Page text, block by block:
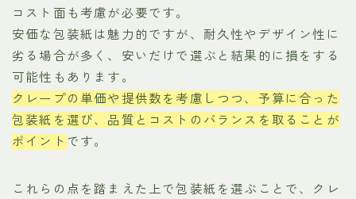
コスト面も考慮が必要です。
安価な包装紙は魅力的ですが、耐久性やデザイン性に
劣る場合が多く、安いだけで選ぶと結果的に損をする
可能性もあります。
クレープの単価や提供数を考慮しつつ、予算に合った
包装紙を選び、品質とコストのバランスを取ることが
ポイント です。
これらの点を踏まえた上で包装紙を選ぶことで、クレ